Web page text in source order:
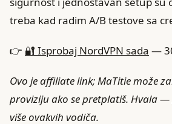
treba kad radim A/B testove sa
👉 🔐 Isprobaj NordVPN sada —
Ovo je affiliate link; MaTitie može
proviziju ako se pretplatiš. Hvala —
više ovakvih vodiča.